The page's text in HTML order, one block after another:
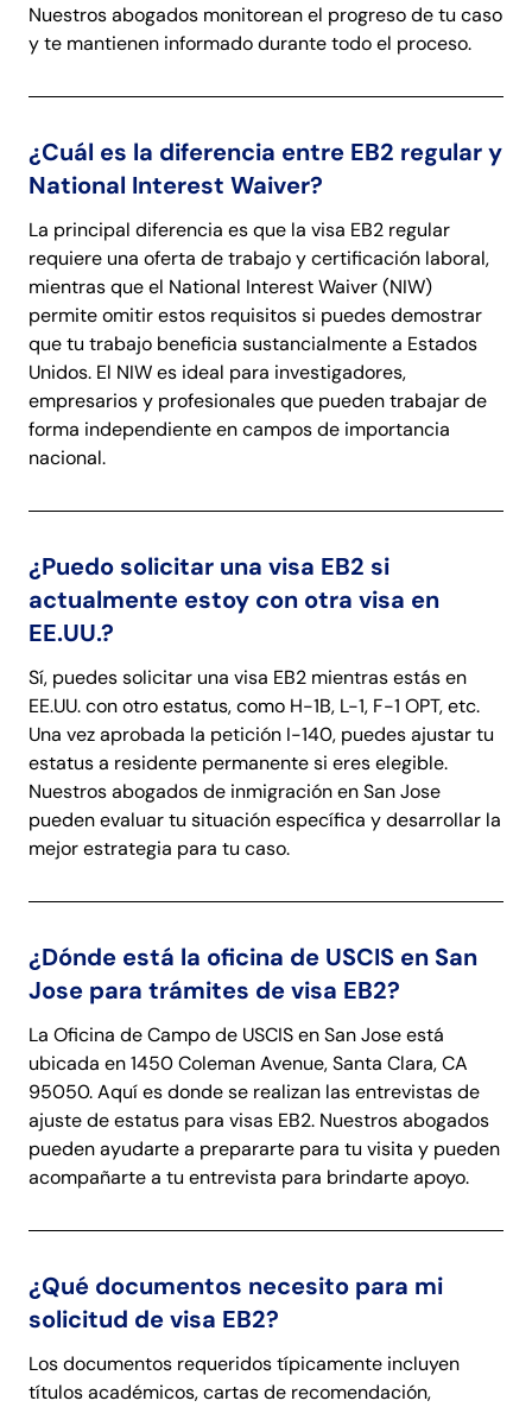
Nuestros abogados monitorean el progreso de tu caso
y te mantienen informado durante todo el proceso.
¿Cuál es la diferencia entre EB2 regular y
National Interest Waiver?
La principal diferencia es que la visa EB2 regular
requiere una oferta de trabajo y certificación laboral,
mientras que el National Interest Waiver (NIW)
permite omitir estos requisitos si puedes demostrar
que tu trabajo beneficia sustancialmente a Estados
Unidos. El NIW es ideal para investigadores,
empresarios y profesionales que pueden trabajar de
forma independiente en campos de importancia
nacional.
¿Puedo solicitar una visa EB2 si
actualmente estoy con otra visa en
EE.UU.?
Sí, puedes solicitar una visa EB2 mientras estás en
EE.UU. con otro estatus, como H-1B, L-1, F-1 OPT, etc.
Una vez aprobada la petición I-140, puedes ajustar tu
estatus a residente permanente si eres elegible.
Nuestros abogados de inmigración en San Jose
pueden evaluar tu situación específica y desarrollar la
mejor estrategia para tu caso.
¿Dónde está la oficina de USCIS en San
Jose para trámites de visa EB2?
La Oficina de Campo de USCIS en San Jose está
ubicada en 1450 Coleman Avenue, Santa Clara, CA
95050. Aquí es donde se realizan las entrevistas de
ajuste de estatus para visas EB2. Nuestros abogados
pueden ayudarte a prepararte para tu visita y pueden
acompañarte a tu entrevista para brindarte apoyo.
¿Qué documentos necesito para mi
solicitud de visa EB2?
Los documentos requeridos típicamente incluyen
títulos académicos, cartas de recomendación,